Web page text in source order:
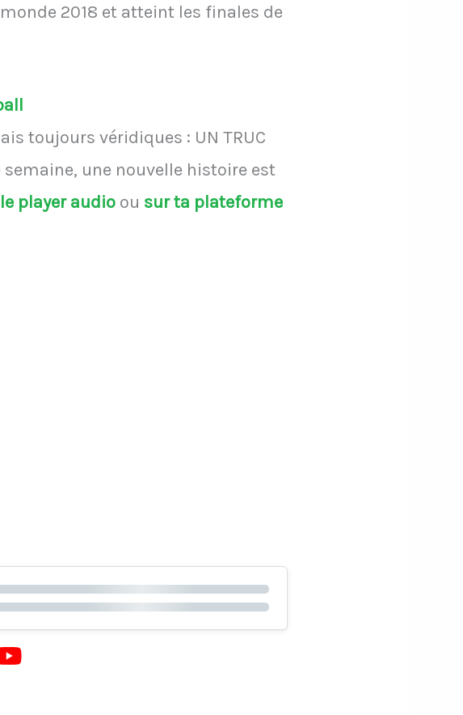
2018 et atteint les finales de
toujours véridiques : UN TRUC
semaine, une nouvelle histoire est
le player audio ou sur ta plateforme